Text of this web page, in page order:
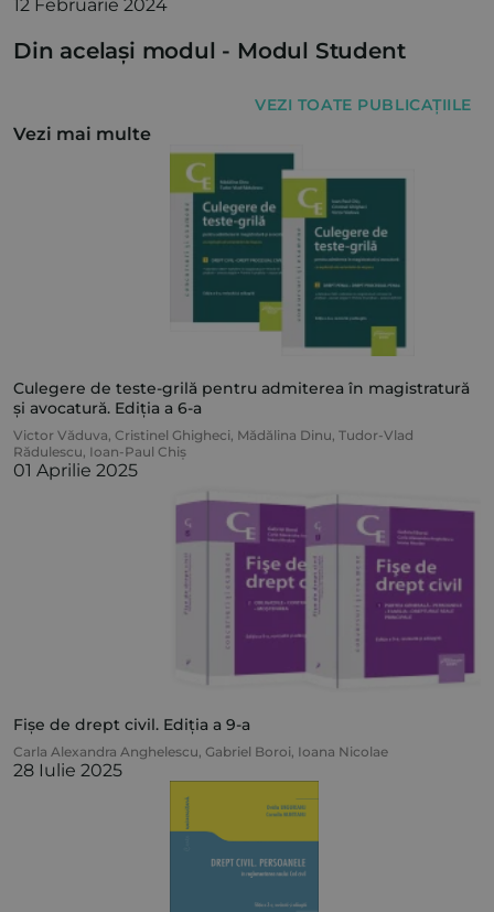
12 Februarie 2024
Din același modul - Modul Student
VEZI TOATE PUBLICAȚIILE
Vezi mai multe
Culegere de teste-grilă pentru admiterea în magistratură
și avocatură. Ediția a 6-a
Victor Văduva, Cristinel Ghigheci, Mădălina Dinu, Tudor-Vlad
Rădulescu, Ioan-Paul Chiș
01 Aprilie 2025
Fișe de drept civil. Ediția a 9-a
Carla Alexandra Anghelescu, Gabriel Boroi, Ioana Nicolae
28 Iulie 2025